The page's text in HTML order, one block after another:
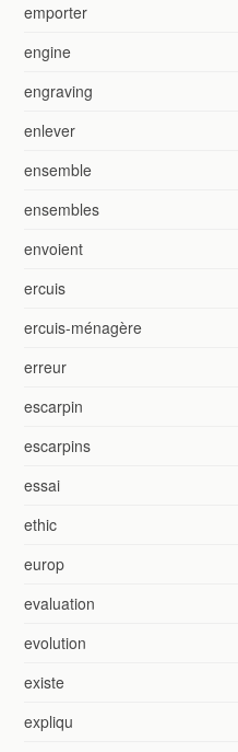
emporter
engine
engraving
enlever
ensemble
ensembles
envoient
ercuis
ercuis-ménagère
erreur
escarpin
escarpins
essai
ethic
europ
evaluation
evolution
existe
expliqu